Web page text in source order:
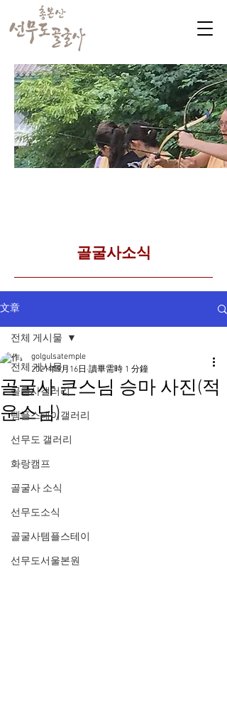
​골굴사소식
文章
전체 게시물
골굴사갤러리
템플스테이갤러리
선무도 갤러리
화랑캠프
골굴사 소식
선무도소식
골굴사템플스테이
선무도서울본원
전체 게시물
골굴사 큰스님 승마 사진(적
운스님)
golgulsatemple
2021年9月16日 讀畢需時 1 分鐘